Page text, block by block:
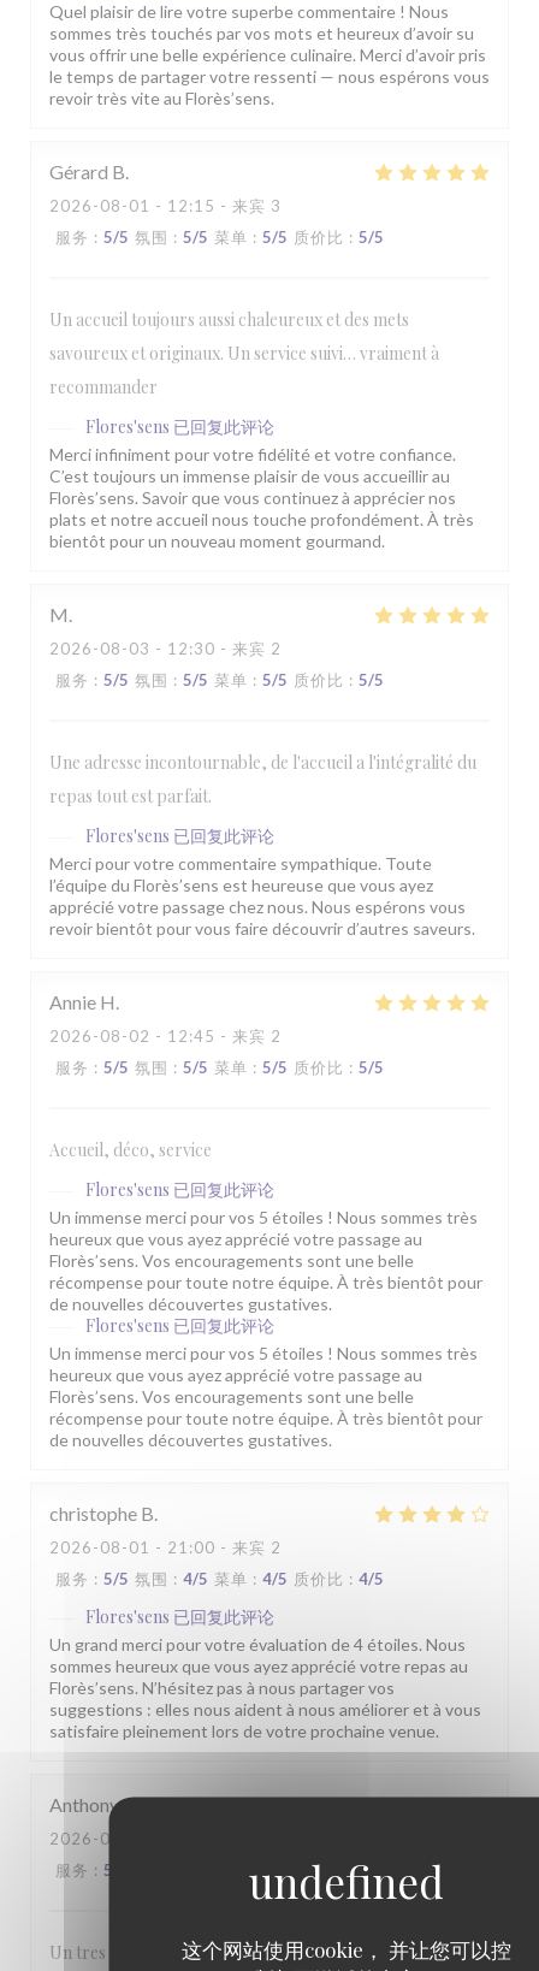
这个网站使用cookie， 并让您可以控
Quel plaisir de lire votre superbe commentaire ! Nous
sommes très touchés par vos mots et heureux d’avoir su
vous offrir une belle expérience culinaire. Merci d’avoir pris
le temps de partager votre ressenti — nous espérons vous
revoir très vite au Florès’sens.
Gérard B
2026-08-01 - 12:15 - 来宾 3
服务 : 5/5 氛围 : 5/5 菜单 : 5/5 质价比 : 5/5
Un accueil toujours aussi chaleureux et des mets
savoureux et originaux. Un service suivi… vraiment à
recommander
Flores'sens 已回复此评论
Merci infiniment pour votre fidélité et votre confiance.
C’est toujours un immense plaisir de vous accueillir au
Florès’sens. Savoir que vous continuez à apprécier nos
plats et notre accueil nous touche profondément. À très
bientôt pour un nouveau moment gourmand.
M
2026-08-03 - 12:30 - 来宾 2
服务 : 5/5 氛围 : 5/5 菜单 : 5/5 质价比 : 5/5
Une adresse incontournable, de l'accueil a l'intégralité du
repas tout est parfait.
Flores'sens 已回复此评论
Merci pour votre commentaire sympathique. Toute
l’équipe du Florès’sens est heureuse que vous ayez
apprécié votre passage chez nous. Nous espérons vous
revoir bientôt pour vous faire découvrir d’autres saveurs.
Annie H
2026-08-02 - 12:45 - 来宾 2
服务 : 5/5 氛围 : 5/5 菜单 : 5/5 质价比 : 5/5
Accueil, déco, service
Flores'sens 已回复此评论
Un immense merci pour vos 5 étoiles ! Nous sommes très
heureux que vous ayez apprécié votre passage au
Florès’sens. Vos encouragements sont une belle
récompense pour toute notre équipe. À très bientôt pour
de nouvelles découvertes gustatives.
Flores'sens 已回复此评论
Un immense merci pour vos 5 étoiles ! Nous sommes très
heureux que vous ayez apprécié votre passage au
Florès’sens. Vos encouragements sont une belle
récompense pour toute notre équipe. À très bientôt pour
de nouvelles découvertes gustatives.
christophe B
2026-08-01 - 21:00 - 来宾 2
服务 : 5/5 氛围 : 4/5 菜单 : 4/5 质价比 : 4/5
Flores'sens 已回复此评论
Un grand merci pour votre évaluation de 4 étoiles. Nous
sommes heureux que vous ayez apprécié votre repas au
Florès’sens. N’hésitez pas à nous partager vos
suggestions : elles nous aident à nous améliorer et à vous
satisfaire pleinement lors de votre prochaine venue.
AnthonyM
2026-07-31
服务 : 5 质价比 : 5
Un tres bon rapport qualité prix. Belle presentation des